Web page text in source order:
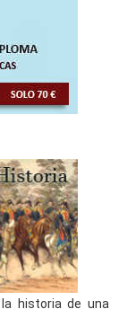
historia de una